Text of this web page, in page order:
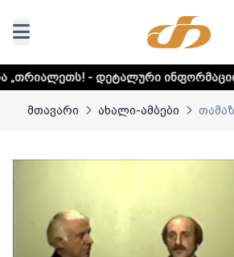
ინფორმაციისთვის
მთავარი ახალი-ამბები თამაზ